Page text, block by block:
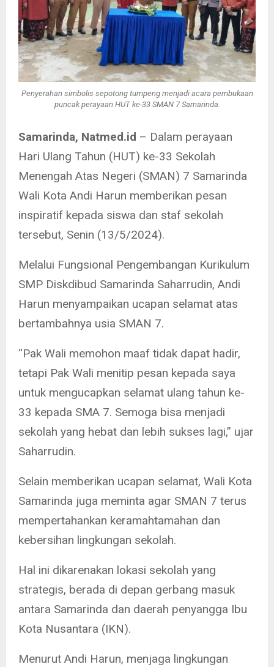
Penyerahan simbolis sepotong tumpeng menjadi acara pembukaan
puncak perayaan HUT ke-33 SMAN 7 Samarinda.
Samarinda, Natmed.id – Dalam perayaan
Hari Ulang Tahun (HUT) ke-33 Sekolah
Menengah Atas Negeri (SMAN) 7 Samarinda
Wali Kota Andi Harun memberikan pesan
inspiratif kepada siswa dan staf sekolah
tersebut, Senin (13/5/2024).
Melalui Fungsional Pengembangan Kurikulum
SMP Diskdibud Samarinda Saharrudin, Andi
Harun menyampaikan ucapan selamat atas
bertambahnya usia SMAN 7.
“Pak Wali memohon maaf tidak dapat hadir,
tetapi Pak Wali menitip pesan kepada saya
untuk mengucapkan selamat ulang tahun ke-
33 kepada SMA 7. Semoga bisa menjadi
sekolah yang hebat dan lebih sukses lagi,” ujar
Saharrudin.
Selain memberikan ucapan selamat, Wali Kota
Samarinda juga meminta agar SMAN 7 terus
mempertahankan keramahtamahan dan
kebersihan lingkungan sekolah.
Hal ini dikarenakan lokasi sekolah yang
strategis, berada di depan gerbang masuk
antara Samarinda dan daerah penyangga Ibu
Kota Nusantara (IKN).
Menurut Andi Harun, menjaga lingkungan